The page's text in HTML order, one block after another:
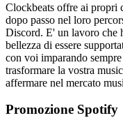
Clockbeats offre ai propri
dopo passo nel loro
Discord. E' un lavoro che
bellezza di essere
con voi imparando
trasformare la vostra
affermare nel mercato
Promozione Spotify